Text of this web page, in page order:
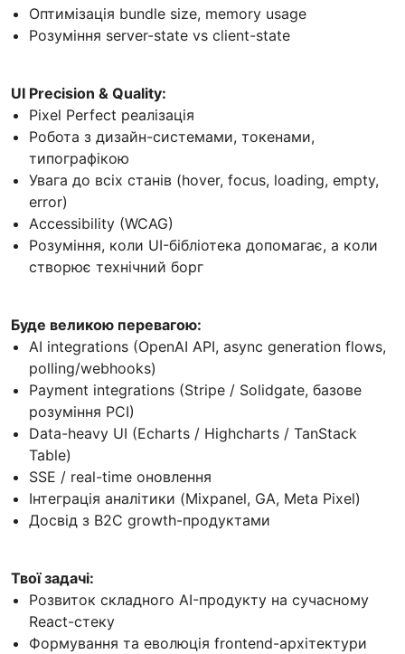
Оптимізація bundle size, memory usage
Розуміння server-state vs client-state
UI Precision & Quality:
Pixel Perfect реалізація
Робота з дизайн-системами, токенами,
типографікою
Увага до всіх станів (hover, focus, loading, empty,
error)
Accessibility (WCAG)
Розуміння, коли UI-бібліотека допомагає, а коли
створює технічний борг
Буде великою перевагою:
AI integrations (OpenAI API, async generation flows,
polling/webhooks)
Payment integrations (Stripe / Solidgate, базове
розуміння PCI)
Data-heavy UI (Echarts / Highcharts / TanStack
Table)
SSE / real-time оновлення
Інтеграція аналітики (Mixpanel, GA, Meta Pixel)
Досвід з B2C growth-продуктами
Твої задачі:
Розвиток складного AI-продукту на сучасному
React-стеку
Формування та еволюція frontend-архітектури